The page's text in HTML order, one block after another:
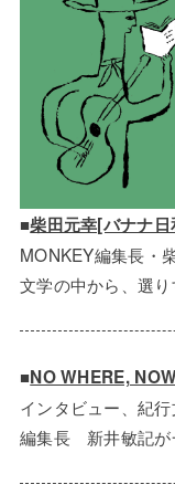
■柴田元幸[バナナ日
MONKEY編集長・
文学の中から、選
■NO WHERE,
インタビュー、紀
編集長 新井敏記が